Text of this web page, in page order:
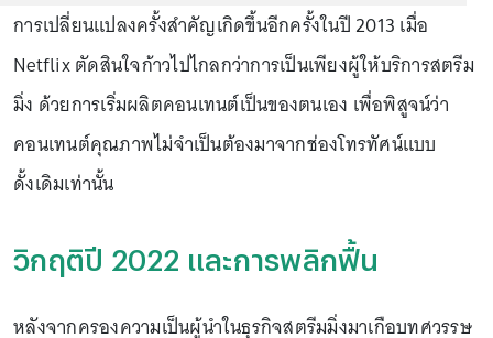
การเปลี่ยนแปลงครั้งสำคัญเกิดขึ้นอีกครั้งในปี 2013 เมื่อ
Netflix ตัดสินใจก้าวไปไกลกว่าการเป็นเพียงผู้ให้บริการสตรีม
มิ่ง ด้วยการเริ่มผลิตคอนเทนต์เป็นของตนเอง เพื่อพิสูจน์ว่า
คอนเทนต์คุณภาพไม่จำเป็นต้องมาจากช่องโทรทัศน์แบบ
ดั้งเดิมเท่านั้น
วิกฤติปี 2022 และการพลิกฟื้น
หลังจากครองความเป็นผู้นำในธุรกิจสตรีมมิ่งมาเกือบทศวรรษ